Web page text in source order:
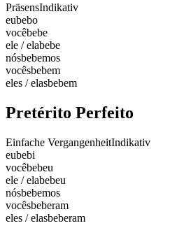
PräsensIndikativ
eubebo
vocêbebe
ele / elabebe
nósbebemos
vocêsbebem
eles / elasbebem
Pretérito Perfeito
Einfache VergangenheitIndikativ
eubebi
vocêbebeu
ele / elabebeu
nósbebemos
vocêsbeberam
eles / elasbeberam